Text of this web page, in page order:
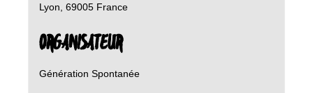
Lyon 69005 France
ORGANISATEUR
Génération Spontanée